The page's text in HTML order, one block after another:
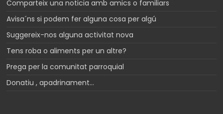
Comparteix una noticia amb amics o familiars
Avisa´ns si podem fer alguna cosa per algú
Suggereix-nos alguna activitat nova
Tens roba o aliments per un altre?
Prega per la comunitat parroquial
Donatiu , apadrinament…